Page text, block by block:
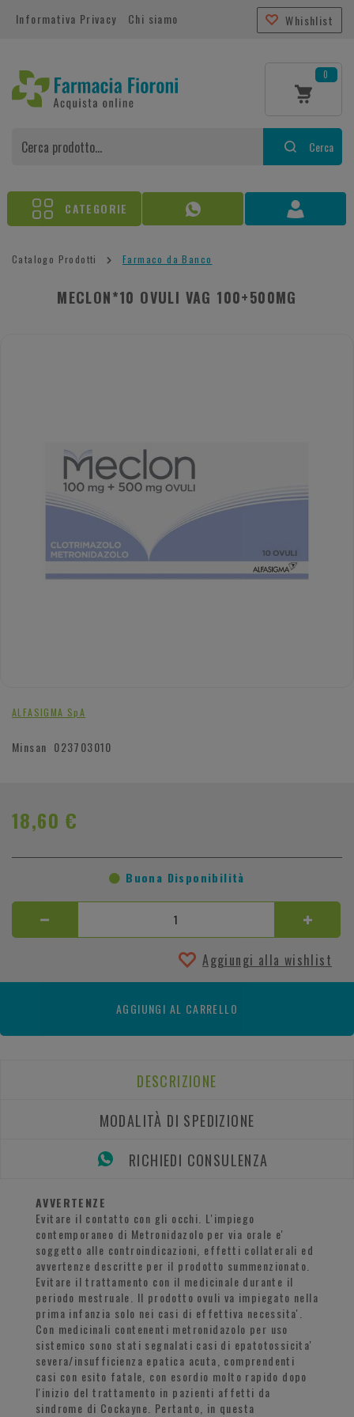
Informativa Privacy Chi siamo Whishlist
0
Cerca
CATEGORIE
Catalogo Prodotti Farmaco da Banco
MECLON*10 OVULI VAG 100+500MG
ALFASIGMA SpA
Minsan 023703010
18,60 €
Buona Disponibilità
Aggiungi alla wishlist
AGGIUNGI AL CARRELLO
DESCRIZIONE
MODALITÀ DI SPEDIZIONE
RICHIEDI CONSULENZA
AVVERTENZE
Evitare il contatto con gli occhi. L'impiego
contemporaneo di Metronidazolo per via orale e'
soggetto alle controindicazioni, effetti collaterali ed
avvertenze descritte per il prodotto summenzionato.
Evitare il trattamento con il medicinale durante il
periodo mestruale. Il prodotto ovuli va impiegato nella
prima infanzia solo nei casi di effettiva necessita'.
Con medicinali contenenti metronidazolo per uso
sistemico sono stati segnalati casi di epatotossicita'
severa/insufficienza epatica acuta, comprendenti
casi con esito fatale, con esordio molto rapido dopo
l'inizio del trattamento in pazienti affetti da
sindrome di Cockayne. Pertanto, in questa